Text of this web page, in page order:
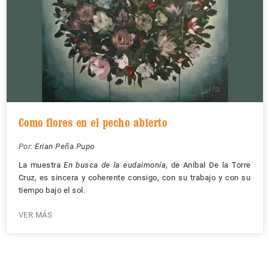
Como flores en el pecho abierto
Por: Erian Peña Pupo
La muestraEn busca de la eudaimonía, de Aníbal De la Torre
Cruz, es sincera y coherente consigo, con su trabajo y con su
tiempo bajo el sol.
VER MÁS